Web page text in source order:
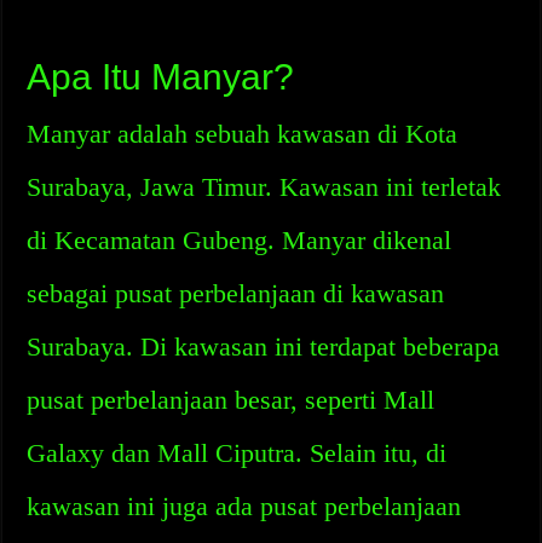
Apa Itu Manyar?
Manyar adalah sebuah kawasan di Kota
Surabaya, Jawa Timur. Kawasan ini terletak
di Kecamatan Gubeng. Manyar dikenal
sebagai pusat perbelanjaan di kawasan
Surabaya. Di kawasan ini terdapat beberapa
pusat perbelanjaan besar, seperti Mall
Galaxy dan Mall Ciputra. Selain itu, di
kawasan ini juga ada pusat perbelanjaan